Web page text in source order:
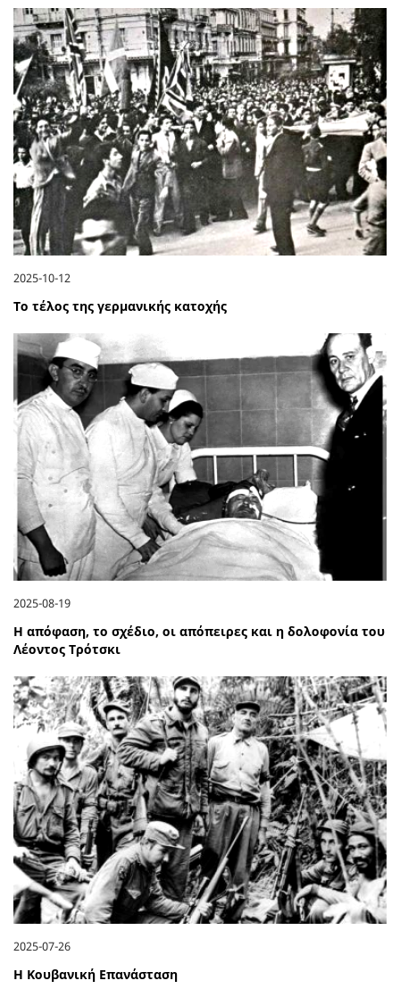
2025-10-12
Το τέλος της γερμανικής κατοχής
2025-08-19
Η απόφαση, το σχέδιο, οι απόπειρες και η δολοφονία του
Λέοντος Τρότσκι
2025-07-26
Η Κουβανική Επανάσταση